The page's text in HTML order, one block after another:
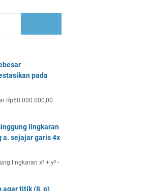
pada
Rp50.000.000,00
lingkaran
a. sejajar garis 4x
lingkaran x² + y² -
agar titik (8, p)